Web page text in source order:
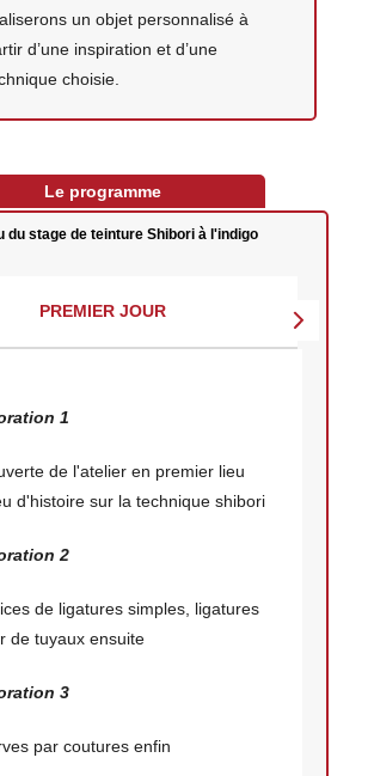
un objet personnalisé à
d’une inspiration et d’une
choisie.
Le programme
du stage de teinture Shibori à l'indigo
PREMIER JOUR
1
de l'atelier en premier lieu
d'histoire sur la technique shibori
2
de ligatures simples, ligatures
de tuyaux ensuite
3
par coutures enfin